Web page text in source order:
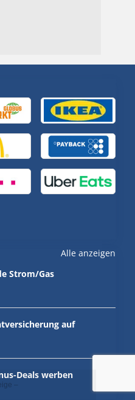
Alle anzeigen
Strom/Gas
auf
Deals werben